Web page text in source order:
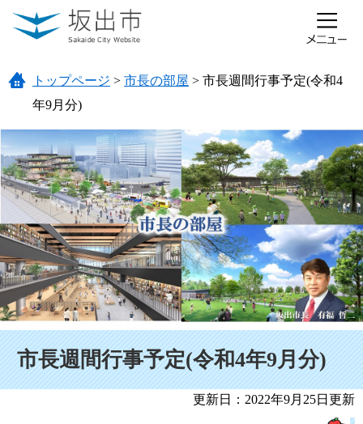
ページの先頭です。
メニューを飛ばして本文へ
トップページ > 市長の部屋 > 市長週間行事予定(令和4
年9月分)
市長週間行事予定(令和4年9月分)
更新日：2022年9月25日更新